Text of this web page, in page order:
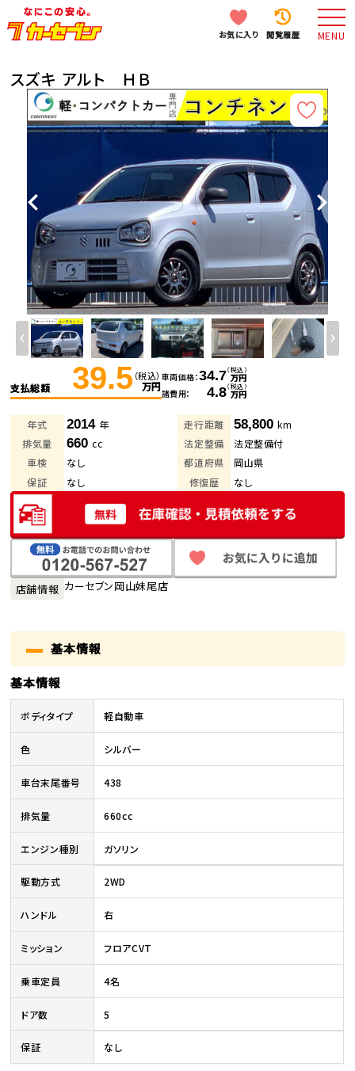
お気に入り 閲覧履歴 MENU
スズキ アルト ＨＢ
支払総額 39.5 （税込）
万円
車両価格 34.7（税込）
万円
諸費用
4.8（税込）
万円
年式 2014 年 走行距離 58,800 km
排気量
660cc 法定整備
法定整備付
車検
なし 都道府県
岡山県
保証
なし 修復歴 なし
店舗情報 カーセブン岡山妹尾店
基本情報
基本情報
ボディタイプ 軽自動車
色 シルバー
車台末尾番号 438
排気量 660cc
エンジン種別 ガソリン
駆動方式 2WD
ハンドル 右
ミッション フロアCVT
乗車定員 4名
ドア数 5
保証 なし